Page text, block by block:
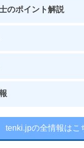
のポイント解説
tenki.jpの全情報はこ